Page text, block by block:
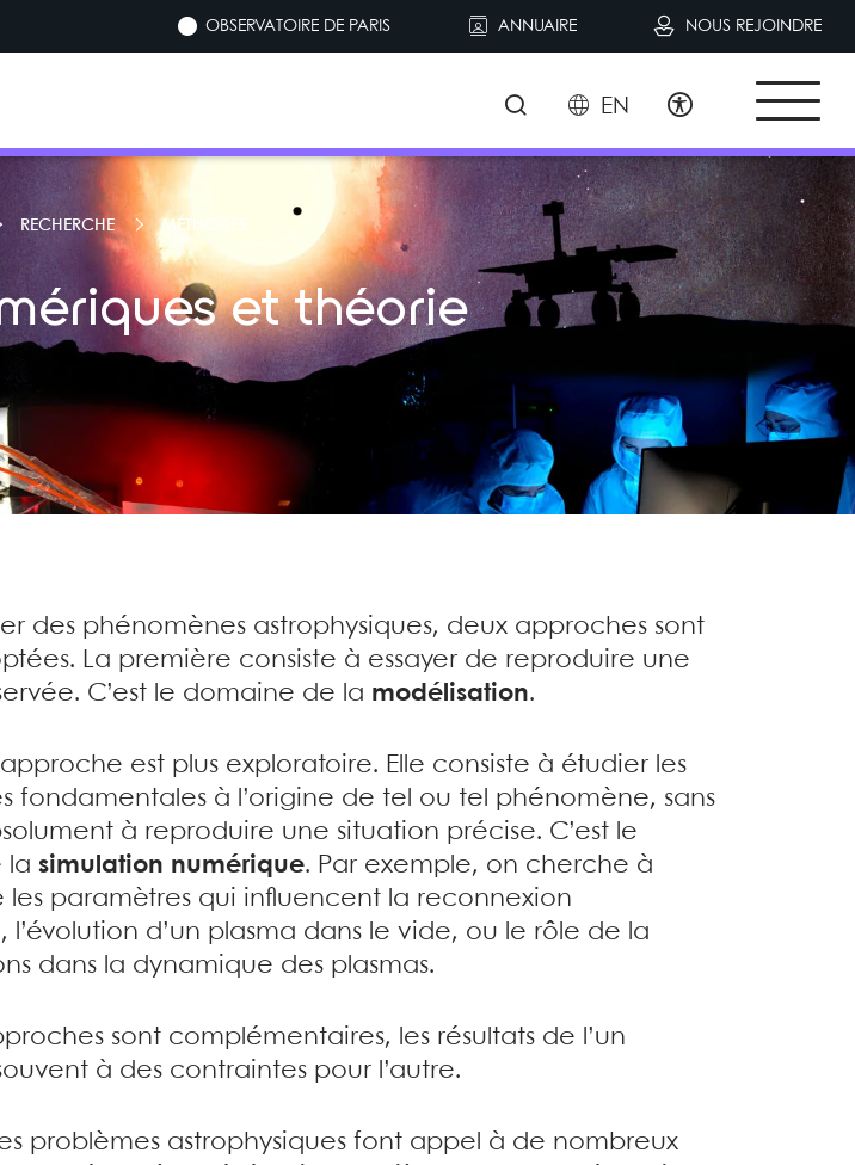
OBSERVATOIRE DE PARIS ANNUAIRE NOUS REJOINDRE
EN
RECHERCHE MÉTHODES
et théorie
des phénomènes astrophysiques, deux approches sont
La première consiste à essayer de reproduire une
C’est le domaine de la modélisation.
est plus exploratoire. Elle consiste à étudier les
fondamentales à l’origine de tel ou tel phénomène, sans
à reproduire une situation précise. C’est le
la simulation numérique. Par exemple, on cherche à
les paramètres qui influencent la reconnexion
l’évolution d’un plasma dans le vide, ou le rôle de la
dans la dynamique des plasmas.
sont complémentaires, les résultats de l’un
à des contraintes pour l’autre.
problèmes astrophysiques font appel à de nombreux